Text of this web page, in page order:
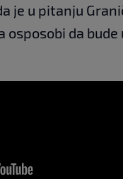
je u pitanju
osposobi da